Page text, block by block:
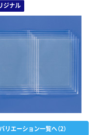
ジナル
バリエーション一覧へ（2）